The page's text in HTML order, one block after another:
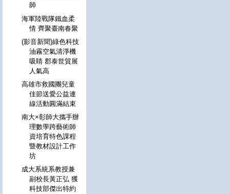
師
海軍陸戰隊鐵血柔
情 齊聚臺南春聚
(影音新聞)綠色科技
油霧空氣清淨機
吸睛 郡泰世貿展
人氣高
高雄市救國團兒童
佳節送愛公益連
線活動圓滿結束
南大×彰師大攜手辦
理數學跨藝術師
資培育特色課程
暨教材設計工作
坊
成大系統系教授兼
副校長黃正弘 獲
科技部傑出特約